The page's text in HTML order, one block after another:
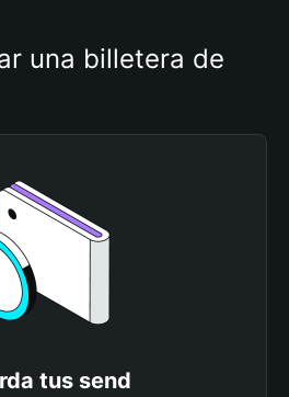
una billetera de
tus send